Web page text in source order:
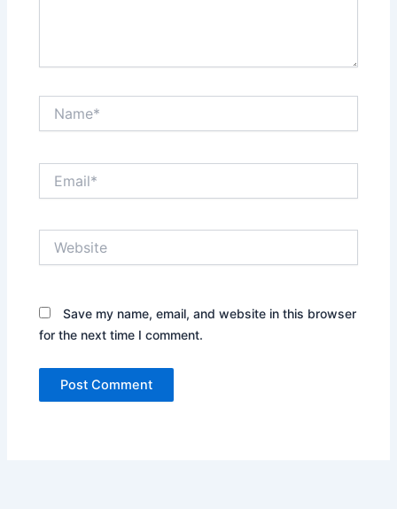
Save my name, email, and website in this browser
for the next time I comment.